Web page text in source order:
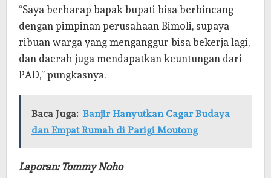
“Saya berharap bapak bupati bisa berbincang
dengan pimpinan perusahaan Bimoli, supaya
ribuan warga yang menganggur bisa bekerja lagi,
dan daerah juga mendapatkan keuntungan dari
PAD,” pungkasnya.
Baca Juga: Banjir Hanyutkan Cagar Budaya
dan Empat Rumah di Parigi Moutong
Laporan: Tommy Noho